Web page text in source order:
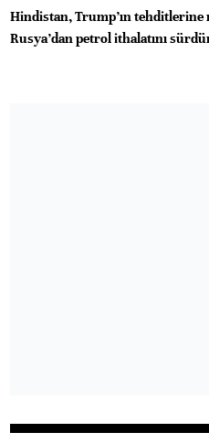
Hindistan, Trump’ın tehditlerine
Rusya’dan petrol ithalatını